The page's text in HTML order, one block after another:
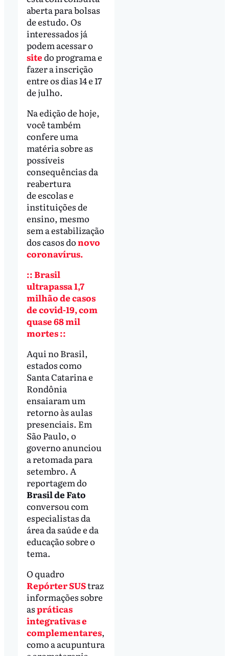
aberta para bolsas
de estudo. Os
interessados já
podem acessar o
sitedo programa e
fazer a inscrição
entre os dias 14 e 17
de julho.
Na edição de hoje,
você também
confere uma
matéria sobre as
possíveis
consequências da
reabertura
de escolas e
instituições de
ensino, mesmo
sem a estabilização
dos casos donovo
coronavírus.
:: Brasil
ultrapassa 1,7
milhão de casos
de covid-19, com
quase 68 mil
mortes ::
Aqui no Brasil,
estados como
Santa Catarina e
Rondônia
ensaiaram um
retorno às aulas
presenciais. Em
São Paulo, o
governo anunciou
a retomada para
setembro. A
reportagem do
Brasil de Fato
conversou com
especialistas da
área da saúde e da
educação sobre o
tema.
O quadro
Repórter SUStraz
informações sobre
aspráticas
integrativas e
complementares,
como a acupuntura